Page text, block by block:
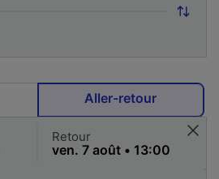
Aller-retour
Retour